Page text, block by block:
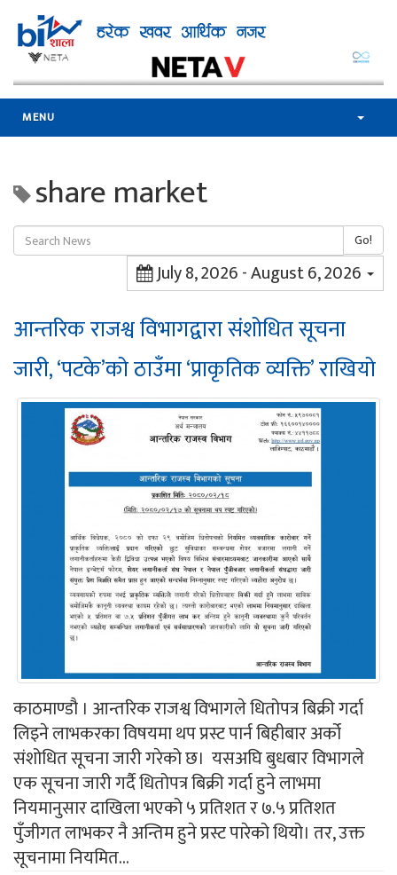
MENU
share market
Go!
July 8, 2026 - August 6, 2026
आन्तरिक राजश्व विभागद्वारा संशोधित सूचना
जारी, ‘पटके’को ठाउँमा ‘प्राकृतिक व्यक्ति’ राखियो
काठमाण्डौ । आन्तरिक राजश्व विभागले धितोपत्र बिक्री गर्दा
लिइने लाभकरका विषयमा थप प्रस्ट पार्न बिहीबार अर्को
संशोधित सूचना जारी गरेको छ। यसअघि बुधबार विभागले
एक सूचना जारी गर्दै धितोपत्र बिक्री गर्दा हुने लाभमा
नियमानुसार दाखिला भएको ५ प्रतिशत र ७.५ प्रतिशत
पुँजीगत लाभकर नै अन्तिम हुने प्रस्ट पारेको थियो। तर, उक्त
सूचनामा नियमित...